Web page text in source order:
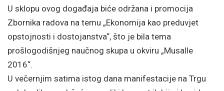
U sklopu ovog događaja biće održana i promocija
Zbornika radova na temu „Ekonomija kao preduvjet
opstojnosti i dostojanstva“, što je bila tema
prošlogodišnjeg naučnog skupa u okviru „Musalle
2016“.
U večernjim satima istog dana manifestacije na Trgu